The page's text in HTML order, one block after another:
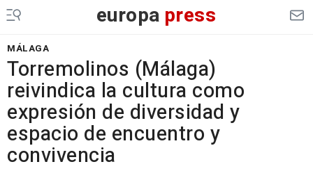
europa press
MÁLAGA
Torremolinos (Málaga)
reivindica la cultura como
expresión de diversidad y
espacio de encuentro y
convivencia